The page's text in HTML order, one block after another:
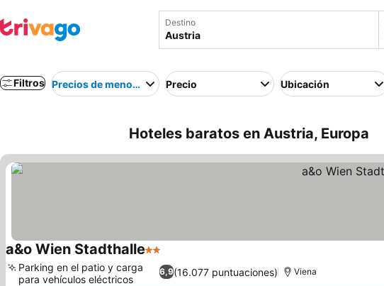
Destino
Filtros Precios de menor a mayorPrecio Ubicación
Hoteles baratos en Austria, Europa
a&o Wien Stadthalle2 Estrellas
6,9(16.077 puntuaciones)
Parking en el patio y carga
para vehículos eléctricos
Viena